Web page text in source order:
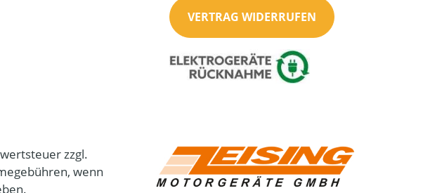
VERTRAG WIDERRUFEN
zzgl.
wenn